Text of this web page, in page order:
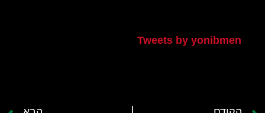
Tweets by yonibmen